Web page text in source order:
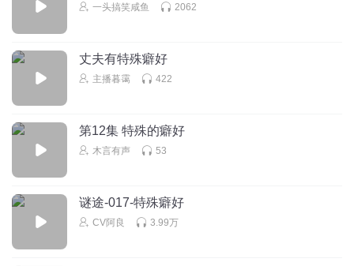
一头搞笑咸鱼 2062
丈夫有特殊癖好
主播暮霭 422
第12集 特殊的癖好
木言有声 53
谜途-017-特殊癖好
CV阿良 3.99万